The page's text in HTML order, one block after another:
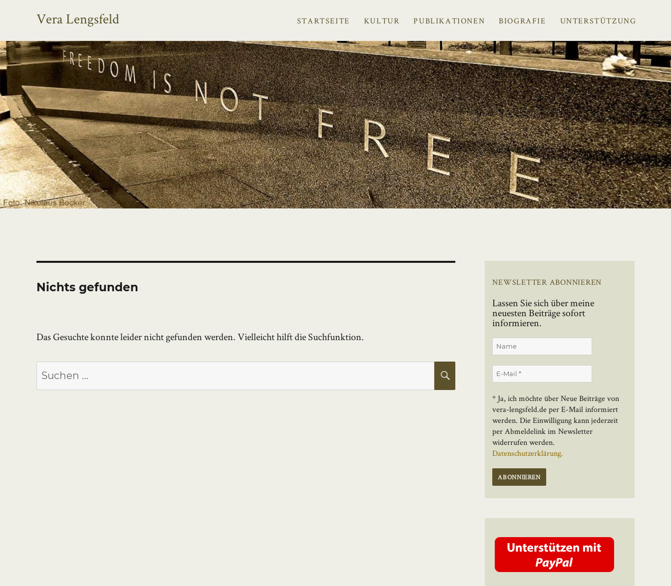
Vera Lengsfeld STARTSEITE KULTUR PUBLIKATIONEN BIOGRAFIE UNTERSTÜTZUNG
Nichts gefunden
Das Gesuchte konnte leider nicht gefunden werden. Vielleicht hilft die Suchfunktion.
Suchen
nach:
SUCHEN
NEWSLETTER ABONNIEREN
Lassen Sie sich über meine
neuesten Beiträge sofort
informieren.
* Ja, ich möchte über Neue Beiträge von
vera-lengsfeld.de per E-Mail informiert
werden. Die Einwilligung kann jederzeit
per Abmeldelink im Newsletter
widerrufen werden.
Datenschutzerklärung.